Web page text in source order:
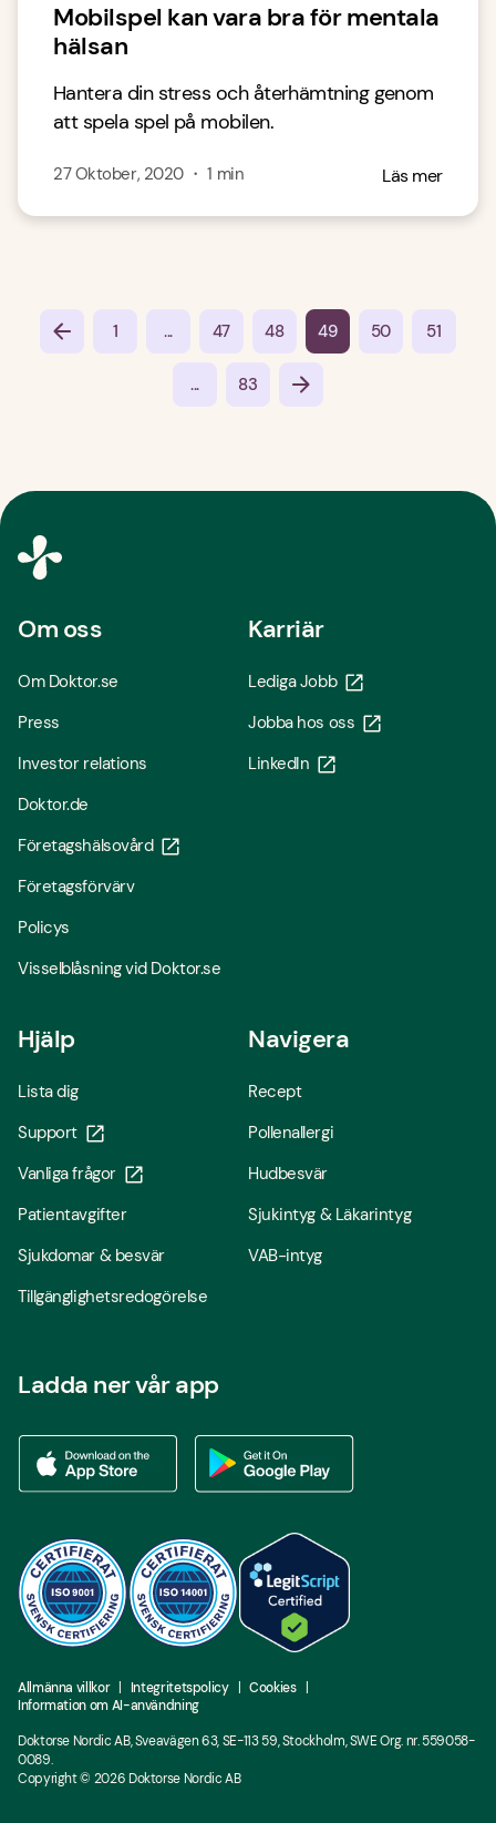
Mobilspel kan vara bra för mentala
hälsan
Hantera din stress och återhämtning genom
att spela spel på mobilen.
27 Oktober, 2020・1 min Läs mer
1 ... 47 48 49 50 51
... 83
Om oss
Om Doktor.se
Press
Investor relations
Doktor.de
Företagshälsovård
Företagsförvärv
Policys
Visselblåsning vid Doktor.se
Karriär
Lediga Jobb
Jobba hos oss
LinkedIn
Hjälp
Lista dig
Support
Vanliga frågor
Patientavgifter
Sjukdomar & besvär
Tillgänglighetsredogörelse
Navigera
Recept
Pollenallergi
Hudbesvär
Sjukintyg & Läkarintyg
VAB-intyg
Ladda ner vår app
Allmänna villkor Integritetspolicy
Cookies
Information om AI-användning
Doktorse Nordic AB, Sveavägen 63, SE-113 59, Stockholm, SWE Org. nr. 559058-
0089.
Copyright © 2026Doktorse Nordic AB